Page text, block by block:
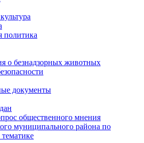
политика
о безнадзорных животных
документы
общественного мнения
муниципального района по